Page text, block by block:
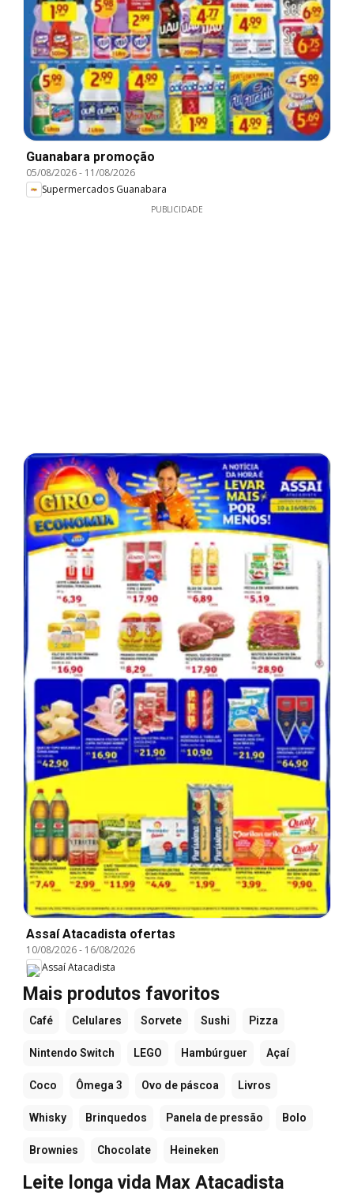
Guanabara promoção
05/08/2026- 11/08/2026
Supermercados Guanabara
PUBLICIDADE
Assaí Atacadista ofertas
10/08/2026- 16/08/2026
Assaí Atacadista
Mais produtos favoritos
Café Celulares Sorvete Sushi Pizza
Nintendo Switch LEGO Hambúrguer Açaí
Coco Ômega 3 Ovo de páscoa Livros
Whisky Brinquedos Panela de pressão Bolo
Brownies Chocolate Heineken
Leite longa vida Max Atacadista